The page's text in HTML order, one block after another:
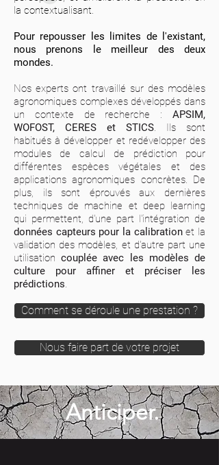
la contextualisant.
Pour repousser les limites de l'existant,
nous prenons le meilleur des deux
mondes.
Nos experts ont travaillé sur des modèles
agronomiques complexes développés dans
un contexte de recherche : APSIM,
WOFOST, CERES et STICS. Ils sont
habitués à développer et redévelopper des
modules de calcul de prédiction pour
différentes espèces végétales et des
applications agronomiques concrètes. De
plus, ils sont éprouvés aux dernières
techniques de machine et deep learning
qui permettent, d'une part l'intégration de
données capteurs pour la calibrationet la
validation des modèles, et d'autre part une
utilisationcouplée avec les modèles de
culture pour affiner et préciser les
prédictions.
Comment se déroule une prestation ?
Nous faire part de votre projet
Anticiper.